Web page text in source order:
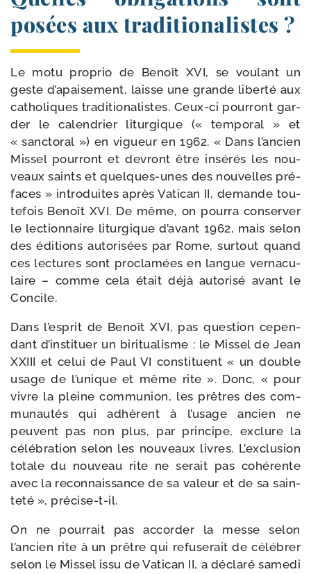
posées aux traditionalistes ?
Le motu pro­prio de Benoît XVI, se vou­lant un
geste d’apaisement, laisse une grande liber­té aux
catho­liques tra­di­tio­na­listes. Ceux-​ci pour­ront gar­
der le calen­drier litur­gique (« tem­po­ral » et
« sanc­to­ral ») en vigueur en 1962. « Dans l’ancien
Missel pour­ront et devront être insé­rés les nou­
veaux saints et quelques-​unes des nou­velles pré­
faces » intro­duites après Vatican II, demande tou­
te­fois Benoît XVI. De même, on pour­ra conser­ver
le lec­tion­naire litur­gique d’avant 1962, mais selon
des édi­tions auto­ri­sées par Rome, sur­tout quand
ces lec­tures sont pro­cla­mées en langue ver­na­cu­
laire – comme cela était déjà auto­ri­sé avant le
Concile.
Dans l’esprit de Benoît XVI, pas ques­tion cepen­
dant d’instituer un biri­tua­lisme : le Missel de Jean
XXIII et celui de Paul VI consti­tuent « un double
usage de l’unique et même rite ». Donc, « pour
vivre la pleine com­mu­nion, les prêtres des com­
mu­nau­tés qui adhèrent à l’usage ancien ne
peuvent pas non plus, par prin­cipe, exclure la
célé­bra­tion selon les nou­veaux livres. L’exclusion
totale du nou­veau rite ne serait pas cohé­rente
avec la recon­nais­sance de sa valeur et de sa sain­
te­té », précise-t-il.
On ne pour­rait pas accor­der la messe selon
l’ancien rite à un prêtre qui refu­se­rait de célé­brer
selon le Missel issu de Vatican II, a décla­ré same­di